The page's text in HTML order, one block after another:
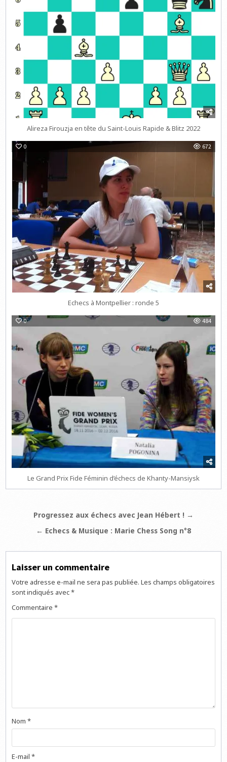
Alireza Firouzja en tête du Saint-Louis Rapide & Blitz 2022
0 672
Echecs à Montpellier : ronde 5
0 484
Le Grand Prix Fide Féminin d’échecs de Khanty-Mansiysk
Navigation
Progressez aux échecs avec Jean Hébert ! →
← Echecs & Musique : Marie Chess Song n°8
Laisser un commentaire
Votre adresse e-mail ne sera pas publiée. Les champs obligatoires
sont indiqués avec*
Commentaire*
Nom*
E-mail*